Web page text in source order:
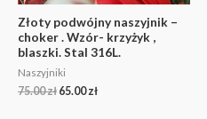
Złoty podwójny naszyjnik –
choker . Wzór- krzyżyk ,
blaszki. Stal 316L.
Naszyjniki
75.00zł 65.00zł